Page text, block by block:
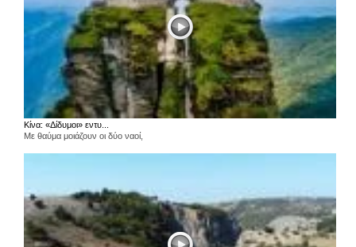
Κίνα: «Δίδυμοι» εντυ...
Με θαύμα μοιάζουν οι δύο ναοί,